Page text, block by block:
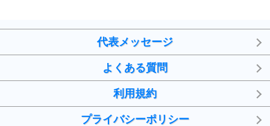
代表メッセージ
よくある質問
利用規約
プライバシーポリシー